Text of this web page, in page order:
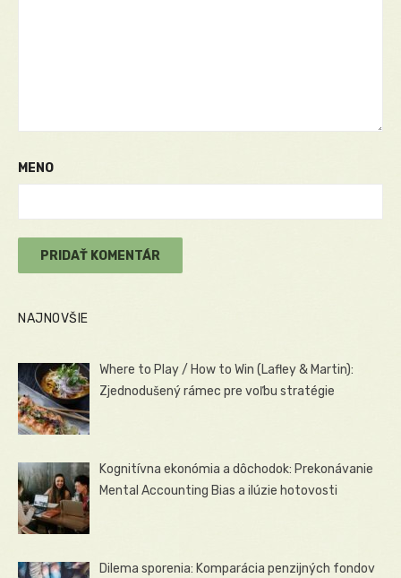
MENO
NAJNOVŠIE
Where to Play / How to Win (Lafley & Martin):
Zjednodušený rámec pre voľbu stratégie
Kognitívna ekonómia a dôchodok: Prekonávanie
Mental Accounting Bias a ilúzie hotovosti
Dilema sporenia: Komparácia penzijných fondov